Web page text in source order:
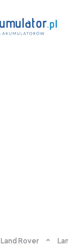
Land Rover